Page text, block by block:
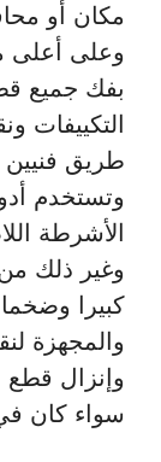
مكان أو
وعلى أعلى
بفك جميع
التكييفات
طريق فنيين
وتستخدم
الأشرطة
وغير ذلك
كبيرا
والمجهزة
وإنزال قطع
سواء كان